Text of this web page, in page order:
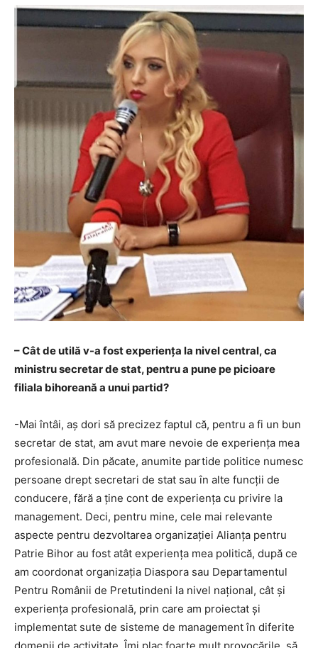
– Cât de utilă v-a fost experiența la nivel central, ca
ministru secretar de stat, pentru a pune pe picioare
filiala bihoreană a unui partid?
-Mai întâi, aş dori să precizez faptul că, pentru a fi un bun
secretar de stat, am avut mare nevoie de experienţa mea
profesională. Din păcate, anumite partide politice numesc
persoane drept secretari de stat sau în alte funcţii de
conducere, fără a ține cont de experienţa cu privire la
management. Deci, pentru mine, cele mai relevante
aspecte pentru dezvoltarea organizaţiei Alianţa pentru
Patrie Bihor au fost atât experienţa mea politică, după ce
am coordonat organizaţia Diaspora sau Departamentul
Pentru Românii de Pretutindeni la nivel naţional, cât şi
experienţa profesională, prin care am proiectat şi
implementat sute de sisteme de management în diferite